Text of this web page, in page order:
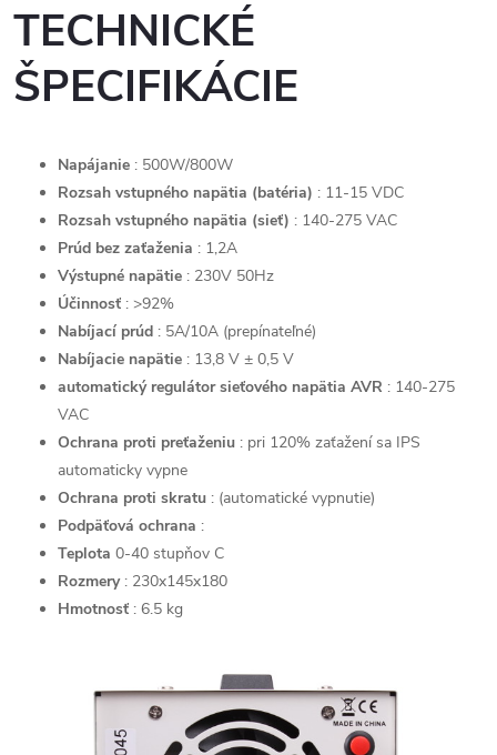
TECHNICKÉ
ŠPECIFIKÁCIE
Napájanie : 500W/800W
Rozsah vstupného napätia (batéria) : 11-15 VDC
Rozsah vstupného napätia (sieť) : 140-275 VAC
Prúd bez zaťaženia : 1,2A
Výstupné napätie : 230V 50Hz
Účinnosť : >92%
Nabíjací prúd : 5A/10A (prepínateľné)
Nabíjacie napätie : 13,8 V ± 0,5 V
automatický regulátor sieťového napätia AVR : 140-275
VAC
Ochrana proti preťaženiu : pri 120% zaťažení sa IPS
automaticky vypne
Ochrana proti skratu : (automatické vypnutie)
Podpäťová ochrana :
Teplota 0-40 stupňov C
Rozmery : 230x145x180
Hmotnosť : 6.5 kg